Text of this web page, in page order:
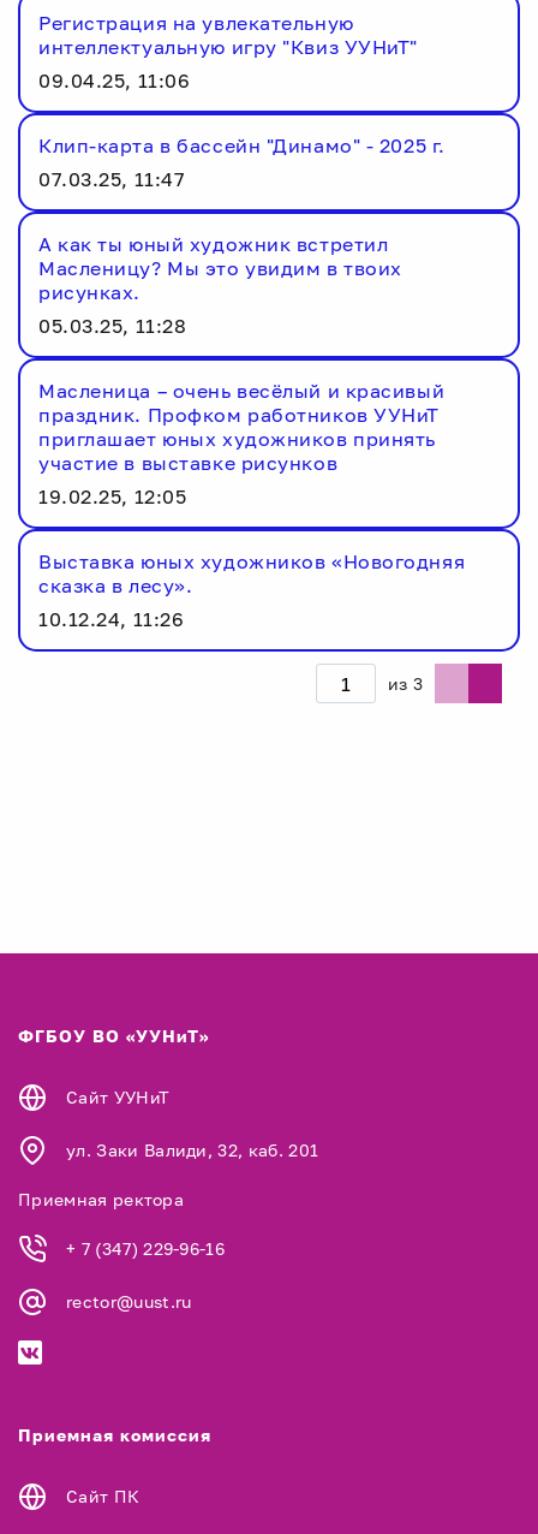
Регистрация на увлекательную
интеллектуальную игру "Квиз УУНиТ"
09.04.25, 11:06
Клип-карта в бассейн "Динамо" - 2025 г.
07.03.25, 11:47
А как ты юный художник встретил
Масленицу? Мы это увидим в твоих
рисунках.
05.03.25, 11:28
Масленица – очень весёлый и красивый
праздник. Профком работников УУНиТ
приглашает юных художников принять
участие в выставке рисунков
19.02.25, 12:05
Выставка юных художников «Новогодняя
сказка в лесу».
10.12.24, 11:26
из 3
ФГБОУ ВО «УУНиТ»
Сайт УУНиТ
ул. Заки Валиди, 32, каб. 201
Приемная ректора
+ 7 (347) 229-96-16
rector@uust.ru
Приемная комиссия
Сайт ПК